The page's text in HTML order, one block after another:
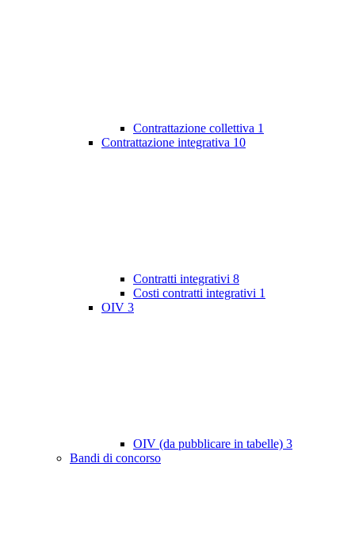
Contrattazione collettiva 1
Contrattazione integrativa 10
Contratti integrativi 8
Costi contratti integrativi 1
OIV 3
OIV (da pubblicare in tabelle) 3
Bandi di concorso